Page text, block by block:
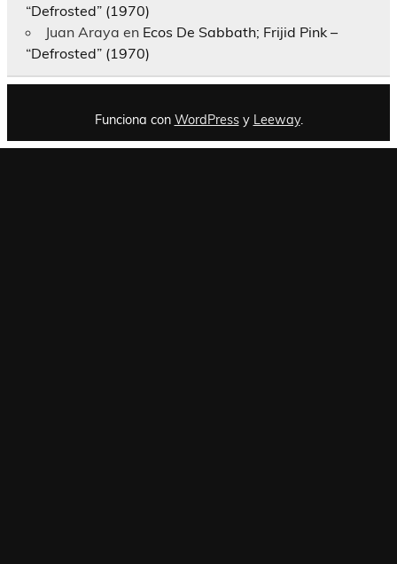
“Defrosted” (1970)
Juan Araya en Ecos De Sabbath; Frijid Pink –
“Defrosted” (1970)
Funciona con WordPressy Leeway.